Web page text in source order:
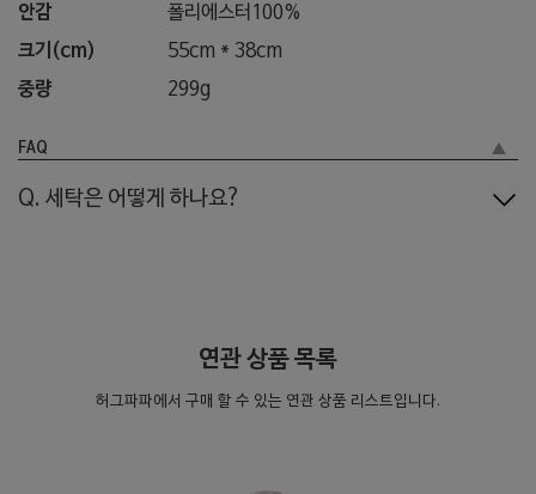
안감
폴리에스터100%
크기(cm)
55cm * 38cm
중량
299g
FAQ
Q. 세탁은 어떻게 하나요?
연관 상품 목록
허그파파에서 구매 할 수 있는 연관 상품 리스트입니다.